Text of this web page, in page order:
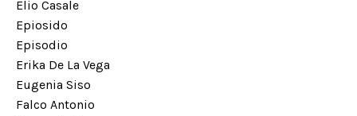
Elio Casale
Epiosido
Episodio
Erika De La Vega
Eugenia Siso
Falco Antonio